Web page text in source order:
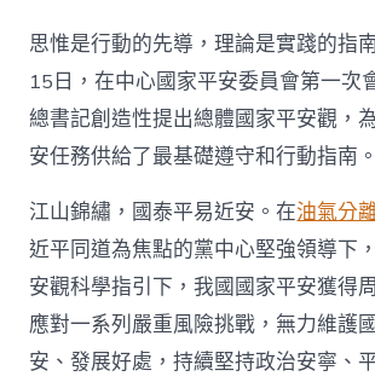
的
思惟是行動的先導，理論是實踐的指
15日，在中心國家平安委員會第一次
總書記創造性提出總體國家平安觀，
安任務供給了最基礎遵守和行動指南。
江山錦繡，國泰平易近安。在油氣分
近平同道為焦點的黨中心堅強領導下
安觀科學指引下，我國國家平安獲得
應對一系列嚴重風險挑戰，無力維護
安、發展好處，持續堅持政治安寧、